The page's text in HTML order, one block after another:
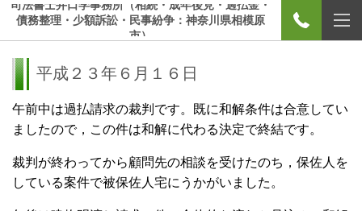
司法書士井口学事務所（相続・成年後見・過払金・
債務整理・少額訴訟・民事紛争：神奈川県相模原
市）
平成２３年６月１６日
午前中は過払請求の裁判です。既に和解条件は合意してい
ましたので，この件は和解に代わる決定で終結です。
裁判が終わってから顧問先の相談を受けたのち，保佐人を
している案件で被保佐人宅にうかがいました。